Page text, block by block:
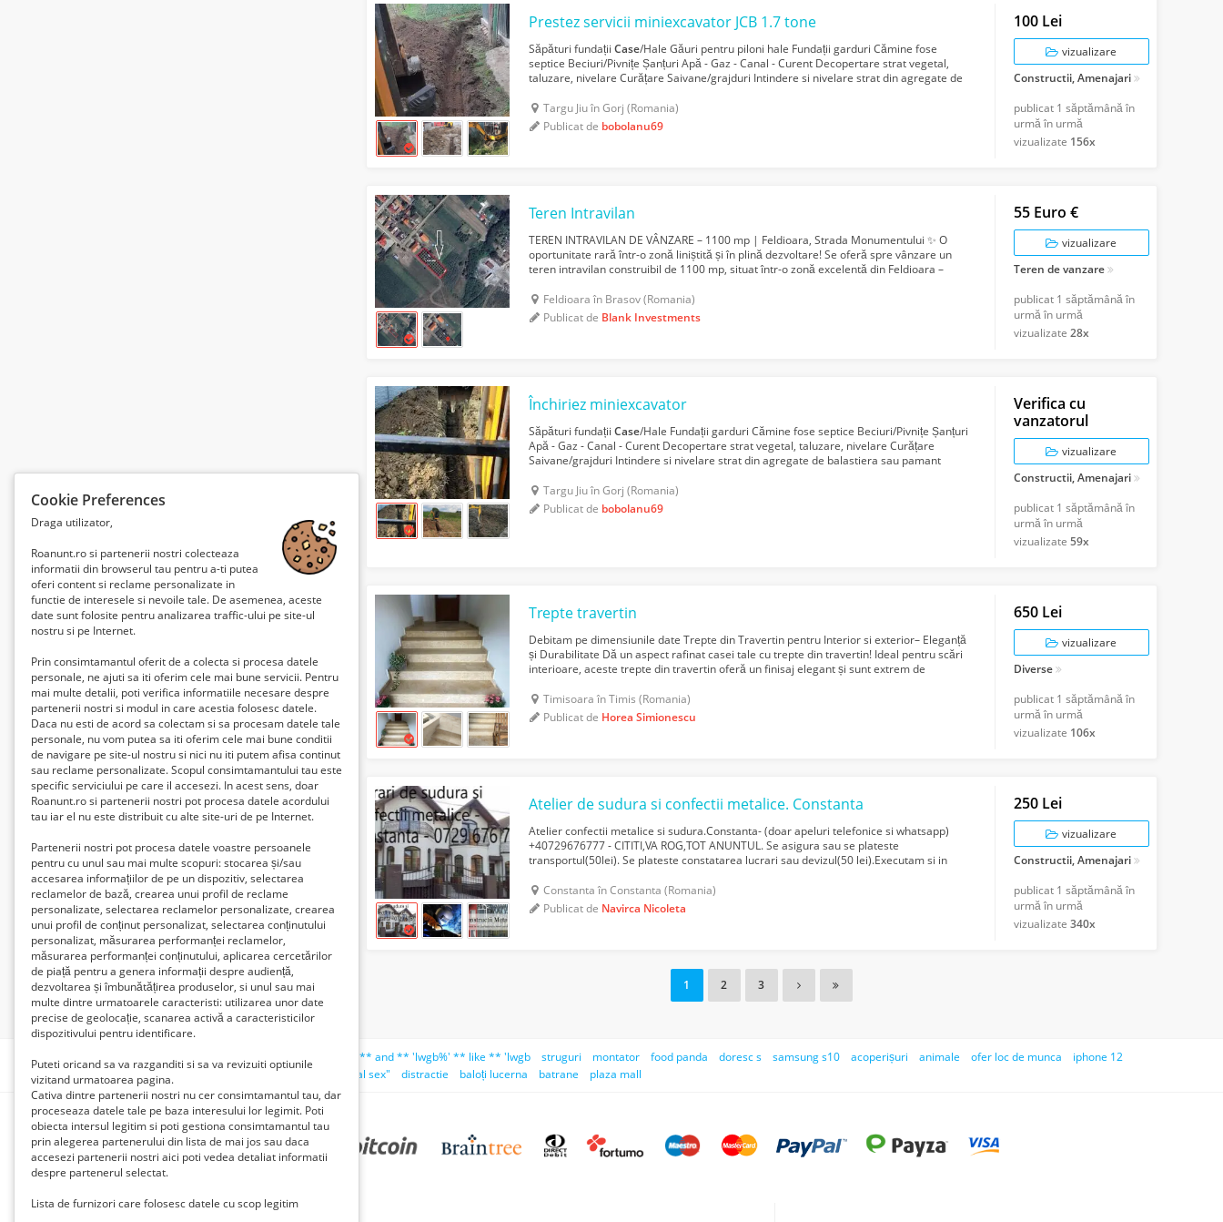
Prestez servicii miniexcavator JCB 1.7 tone
Săpături fundațiiCase/Hale Găuri pentru piloni hale Fundații garduri Cămine fose
septice Beciuri/Pivnițe Șanțuri Apă - Gaz - Canal - Curent Decopertare strat vegetal,
taluzare, nivelare Curățare Saivane/grajduri Intindere si nivelare strat din agregate de
Targu Jiu în Gorj (Romania)
Publicat de bobolanu69
100 Lei
vizualizare
Constructii, Amenajari
publicat 1 săptămână în
urmă în urmă
vizualizate 156x
Teren Intravilan
TEREN INTRAVILAN DE VÂNZARE – 1100 mp | Feldioara, Strada Monumentului ✨ O
oportunitate rară într-o zonă liniștită și în plină dezvoltare! Se oferă spre vânzare un
teren intravilan construibil de 1100 mp, situat într-o zonă excelentă din Feldioara –
Feldioara în Brasov (Romania)
Publicat de Blank Investments
55 Euro €
vizualizare
Teren de vanzare
publicat 1 săptămână în
urmă în urmă
vizualizate 28x
Închiriez miniexcavator
Săpături fundațiiCase/Hale Fundații garduri Cămine fose septice Beciuri/Pivnițe Șanțuri
Apă - Gaz - Canal - Curent Decopertare strat vegetal, taluzare, nivelare Curățare
Saivane/grajduri Intindere si nivelare strat din agregate de balastiera sau pamant
Targu Jiu în Gorj (Romania)
Publicat de bobolanu69
Verifica cu
vanzatorul
vizualizare
Constructii, Amenajari
publicat 1 săptămână în
urmă în urmă
vizualizate 59x
Trepte travertin
Debitam pe dimensiunile date Trepte din Travertin pentru Interior si exterior– Eleganță
și Durabilitate Dă un aspect rafinat casei tale cu trepte din travertin! Ideal pentru scări
interioare, aceste trepte din travertin oferă un finisaj elegant și sunt extrem de
Timisoara în Timis (Romania)
Publicat de Horea Simionescu
650 Lei
vizualizare
Diverse
publicat 1 săptămână în
urmă în urmă
vizualizate 106x
Atelier de sudura si confectii metalice. Constanta
Atelier confectii metalice si sudura.Constanta- (doar apeluri telefonice si whatsapp)
+40729676777 - CITITI,VA ROG,TOT ANUNTUL. Se asigura sau se plateste
transportul(50lei). Se plateste constatarea lucrari sau devizul(50 lei).Executam si in
Constanta în Constanta (Romania)
Publicat de Navirca Nicoleta
250 Lei
vizualizare
Constructii, Amenajari
publicat 1 săptămână în
urmă în urmă
vizualizate 340x
1 2 3
Cookie Preferences
Draga utilizator,
Roanunt.ro si partenerii nostri colecteaza
informatii din browserul tau pentru a-ti putea
oferi content si reclame personalizate in
functie de interesele si nevoile tale. De asemenea, aceste
date sunt folosite pentru analizarea traffic-ului pe site-ul
nostru si pe Internet.
Prin consimtamantul oferit de a colecta si procesa datele
personale, ne ajuti sa iti oferim cele mai bune servicii. Pentru
mai multe detalii, poti verifica informatiile necesare despre
partenerii nostri si modul in care acestia folosesc datele.
Daca nu esti de acord sa colectam si sa procesam datele tale
personale, nu vom putea sa iti oferim cele mai bune conditii
de navigare pe site-ul nostru si nici nu iti putem afisa continut
sau reclame personalizate. Scopul consimtamantului tau este
specific serviciului pe care il accesezi. In acest sens, doar
Roanunt.ro si partenerii nostri pot procesa datele acordului
tau iar el nu este distribuit cu alte site-uri de pe Internet.
Partenerii nostri pot procesa datele voastre persoanele
pentru cu unul sau mai multe scopuri: stocarea și/sau
accesarea informațiilor de pe un dispozitiv, selectarea
reclamelor de bază, crearea unui profil de reclame
personalizate, selectarea reclamelor personalizate, crearea
unui profil de conținut personalizat, selectarea conținutului
personalizat, măsurarea performanței reclamelor,
măsurarea performanței conținutului, aplicarea cercetărilor
de piață pentru a genera informații despre audiență,
dezvoltarea și îmbunătățirea produselor, si unul sau mai
multe dintre urmatoarele caracteristi: utilizarea unor date
precise de geolocație, scanarea activă a caracteristicilor
dispozitivului pentru identificare.
Puteti oricand sa va razganditi si sa va revizuiti optiunile
vizitand urmatoarea pagina.
Cativa dintre partenerii nostri nu cer consimtamantul tau, dar
proceseaza datele tale pe baza interesului lor legimit. Poti
obiecta intersul legitim si poti gestiona consimtamantul tau
prin alegerea partenerului din lista de mai jos sau daca
accesezi partenerii nostri aici poti vedea detaliat informatii
despre partenerul selectat.
Lista de furnizori care folosesc datele cu scop legitim
Căutări recente: case teno%';select ** sleep(5) ** and ** 'lwgb%' ** like ** 'lwgb struguri montator food panda doresc s samsung s10 acoperișuri animale ofer loc de munca
iphone 12
iveco
laura maxim skateboard electricoc-includes total sex" distractie baloți lucerna batrane plaza mall
PARTENERII NOȘTRI